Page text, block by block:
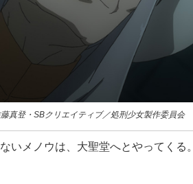
真登・SBクリエイティブ／処刑少女製作委員会
いメノウは、大聖堂へとやってくる。